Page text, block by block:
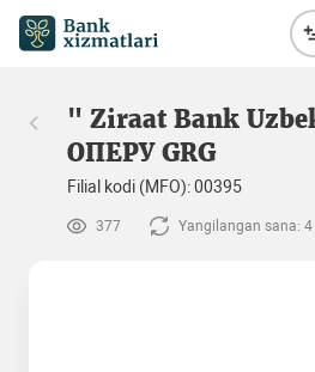
" Ziraat Bank
ОПЕРУ GRG
Filial kodi (MFO): 00395
377 Yangilangan sana: 4